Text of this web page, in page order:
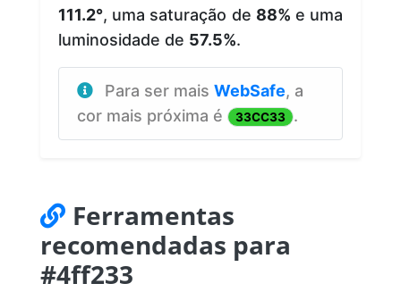
111.2°, uma saturação de 88% e uma
luminosidade de 57.5%.
Para ser mais WebSafe, a
cor mais próxima é
33CC33 .
Ferramentas
recomendadas para
#4ff233